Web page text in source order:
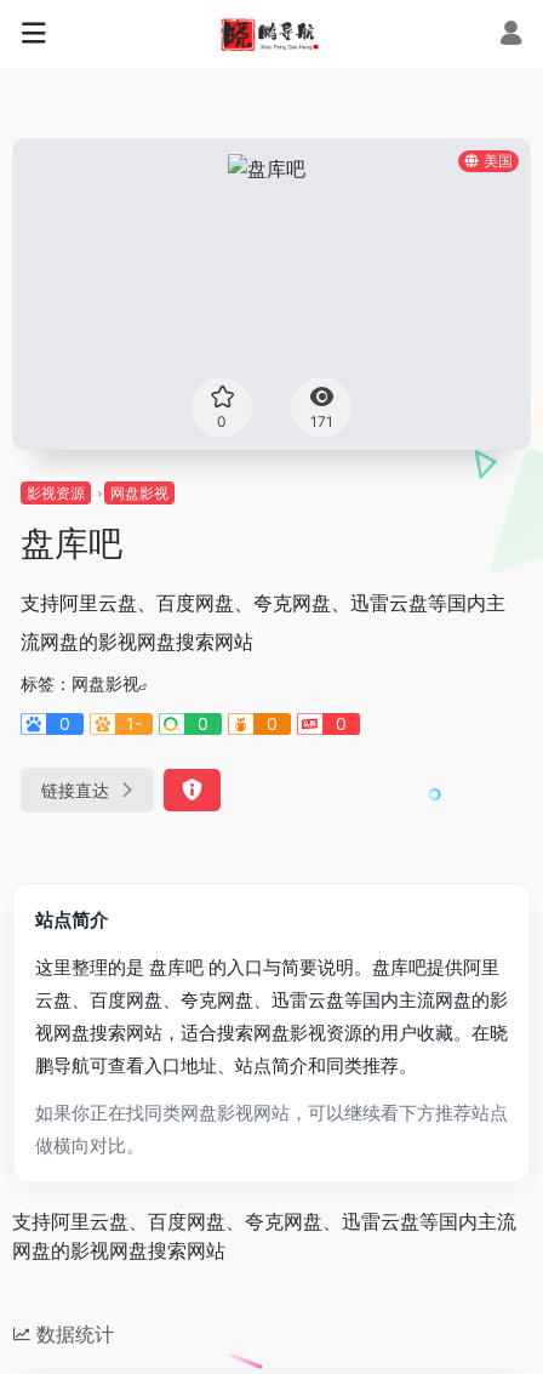
美国
0 171
影视资源 网盘影视
盘库吧
支持阿里云盘、百度网盘、夸克网盘、迅雷云盘等国内主
流网盘的影视网盘搜索网站
标签： 网盘影视
0
1- 0 0 0
链接直达
站点简介
这里整理的是 盘库吧 的入口与简要说明。盘库吧提供阿里
云盘、百度网盘、夸克网盘、迅雷云盘等国内主流网盘的影
视网盘搜索网站，适合搜索网盘影视资源的用户收藏。在晓
鹏导航可查看入口地址、站点简介和同类推荐。
如果你正在找同类网盘影视网站，可以继续看下方推荐站点
做横向对比。
支持阿里云盘、百度网盘、夸克网盘、迅雷云盘等国内主流
网盘的影视网盘搜索网站
数据统计